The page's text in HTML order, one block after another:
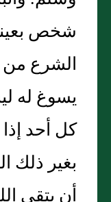
شخص
الشرع من
يسوغ له
كل أحد
بغير ذلك